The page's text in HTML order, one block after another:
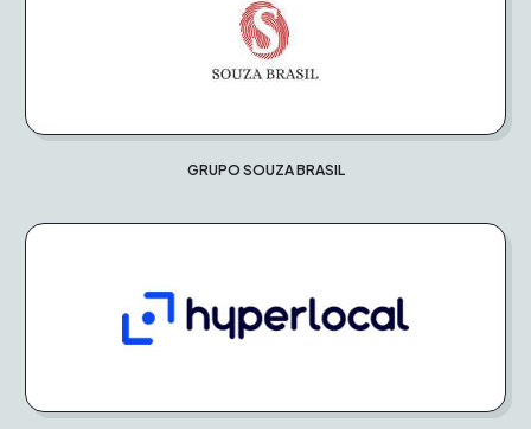
GRUPO SOUZA BRASIL